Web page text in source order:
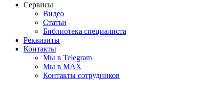
Сервисы
Видео
Статьи
Библиотека специалиста
Реквизиты
Контакты
Мы в Telegram
Мы в MAX
Контакты сотрудников